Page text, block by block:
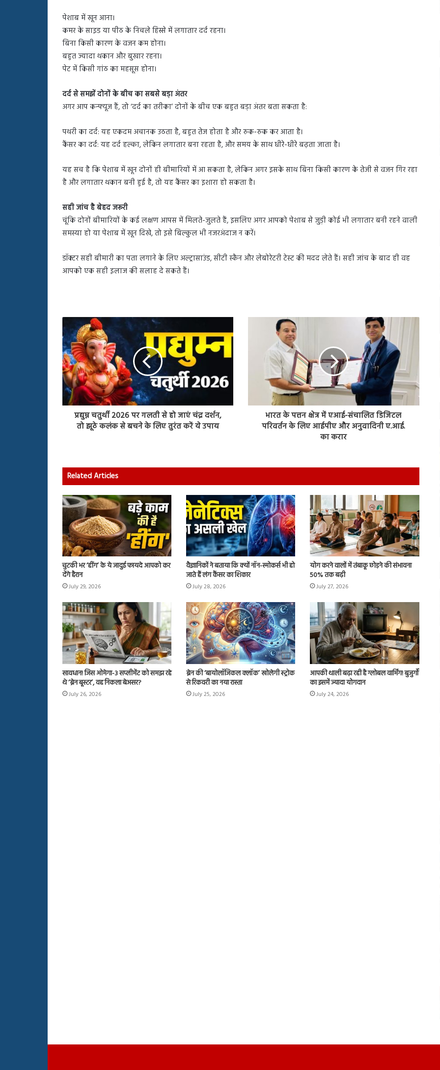
पेशाब में खून आना।
कमर के साइड या पीठ के निचले हिस्से में लगातार दर्द रहना।
बिना किसी कारण के वजन कम होना।
बहुत ज्यादा थकान और बुखार रहना।
पेट में किसी गांठ का महसूस होना।
दर्द से समझें दोनों के बीच का सबसे बड़ा अंतर
अगर आप कन्फ्यूज हैं, तो ‘दर्द का तरीका’ दोनों के बीच एक बहुत बड़ा अंतर बता सकता है:
पथरी का दर्द: यह एकदम अचानक उठता है, बहुत तेज होता है और रुक-रुक कर आता है।
कैंसर का दर्द: यह दर्द हल्का, लेकिन लगातार बना रहता है, और समय के साथ धीरे-धीरे बढ़ता जाता है।
यह सच है कि पेशाब में खून दोनों ही बीमारियों में आ सकता है, लेकिन अगर इसके साथ बिना किसी कारण के तेजी से वजन गिर रहा
है और लगातार थकान बनी हुई है, तो यह कैंसर का इशारा हो सकता है।
सही जांच है बेहद जरूरी
चूंकि दोनों बीमारियों के कई लक्षण आपस में मिलते-जुलते हैं, इसलिए अगर आपको पेशाब से जुड़ी कोई भी लगातार बनी रहने वाली
समस्या हो या पेशाब में खून दिखे, तो इसे बिल्कुल भी नजरअंदाज न करें।
डॉक्टर सही बीमारी का पता लगाने के लिए अल्ट्रासाउंड, सीटी स्कैन और लेबोरेटरी टेस्ट की मदद लेते हैं। सही जांच के बाद ही वह
आपको एक सही इलाज की सलाह दे सकते हैं।
प्रद्युम्न चतुर्थी 2026 पर गलती से हो जाएं चंद्र दर्शन,
तो झूठे कलंक से बचने के लिए तुरंत करें ये उपाय
भारत के पत्तन क्षेत्र में एआई-संचालित डिजिटल
परिवर्तन के लिए आईपीए और अनुवादिनी ए.आई.
का करार
Related Articles
चुटकी भर ‘हींग’ के ये जादुई फायदे आपको कर
देंगे हैरान
July 29, 2026
वैज्ञानिकों ने बताया कि क्यों नॉन-स्मोकर्स भी हो
जाते हैं लंग कैंसर का शिकार
July 28, 2026
योग करने वालों में तंबाकू छोड़ने की संभावना
50% तक बढ़ी
July 27, 2026
सावधान! जिस ओमेगा-3 सप्लीमेंट को समझ रहे
थे ‘ब्रेन बूस्टर’, वह निकला बेअसर?
July 26, 2026
ब्रेन की ‘बायोलॉजिकल क्लॉक’ खोलेगी स्ट्रोक
से रिकवरी का नया रास्ता
July 25, 2026
आपकी थाली बढ़ा रही है ग्लोबल वार्मिंग! बुजुर्गों
का इसमें ज्यादा योगदान
July 24, 2026
जिस ओमेगा-3 सप्लीमेंट को समझ
बूस्टर’, वह निकला बेअसर?
जादुई
फायदे
आपको
कर
देंगे
हैरान
July 29, 2026
चुटकी भर ‘हींग’ के ये जादुई फायदे आपको
कर देंगे हैरान
नॉन-
स्मोकर्स
भी
हो
जाते
हैं
लंग
कैंसर का
शिकार
July 28, 2026
वैज्ञानिकों ने बताया कि क्यों नॉन-स्मोकर्स भी
हो जाते हैं लंग कैंसर का शिकार